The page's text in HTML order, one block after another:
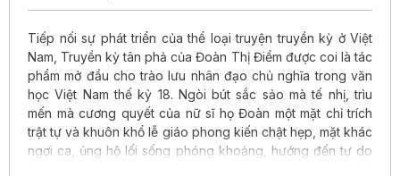
Tiếp nối sự phát triển của thể loại truyện truyền kỳ ở Việt
Nam, Truyền kỳ tân phả của Đoàn Thị Điểm được coi là tác
phẩm mở đầu cho trào lưu nhân đạo chủ nghĩa trong văn
học Việt Nam thế kỷ 18. Ngòi bút sắc sảo mà tế nhị, trìu
mến mà cương quyết của nữ sĩ họ Đoàn một mặt chỉ trích
trật tự và khuôn khổ lễ giáo phong kiến chật hẹp, mặt khác
ngợi ca, ủng hộ lối sống phóng khoảng, hướng đến tự do